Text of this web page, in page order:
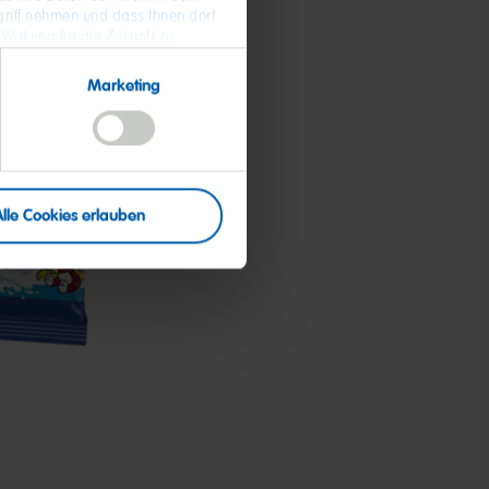
nehmen und dass Ihnen dort
Marketing
Cookies erlauben